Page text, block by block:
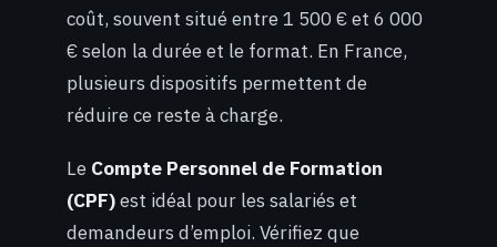
coût, souvent situé entre 1 500 € et 6 000
€ selon la durée et le format. En France,
plusieurs dispositifs permettent de
réduire ce reste à charge.
Le Compte Personnel de Formation
(CPF)est idéal pour les salariés et
demandeurs d’emploi. Vérifiez que